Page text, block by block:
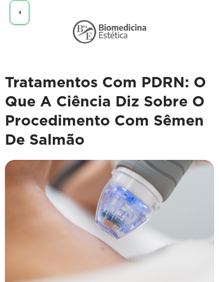
Tratamentos Com PDRN: O
Que A Ciência Diz Sobre O
Procedimento Com Sêmen
De Salmão